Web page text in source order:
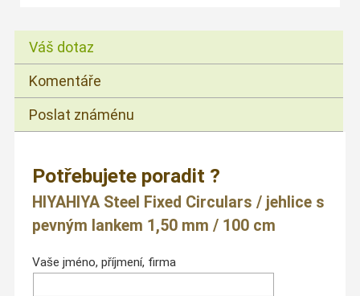
Váš dotaz
Komentáře
Poslat známénu
Potřebujete poradit ?
HIYAHIYA Steel Fixed Circulars / jehlice s
pevným lankem 1,50 mm / 100 cm
Vaše jméno, příjmení, firma